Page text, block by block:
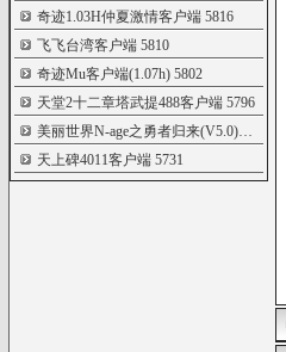
奇迹1.03H仲夏激情客户端5816
飞飞台湾客户端5810
奇迹Mu客户端(1.07h)5802
天堂2十二章塔武提488客户端5796
美丽世界N-age之勇者归来(V5.0)最新客户端
天上碑4011客户端5731